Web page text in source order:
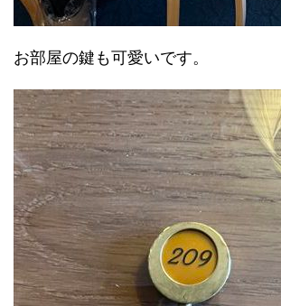
お部屋の鍵も可愛いです。